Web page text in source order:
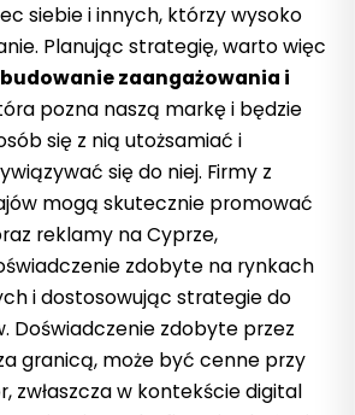
siebie i innych, którzy wysoko
Planując strategię, warto więc
budowanie zaangażowania i
pozna naszą markę i będzie
się z nią utożsamiać i
się do niej. Firmy z
mogą skutecznie promować
reklamy na Cyprze,
zdobyte na rynkach
i dostosowując strategie do
Doświadczenie zdobyte przez
granicą, może być cenne przy
zwłaszcza w kontekście digital